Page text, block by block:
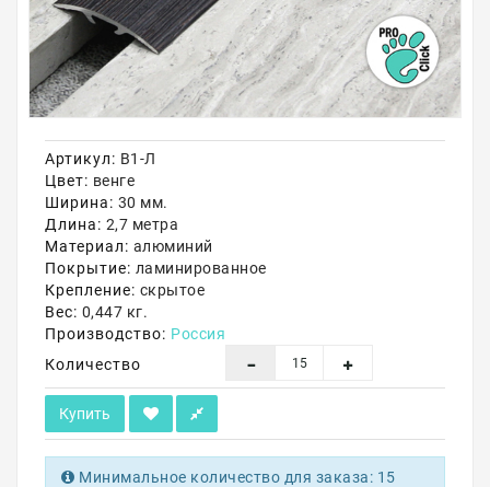
Оплата
Доставка
Самовывоз
Контакты
Акции
Артикул: В1-Л
Цвет: венге
Ширина: 30 мм.
Длина: 2,7 метра
Материал: алюминий
Покрытие: ламинированное
Крепление: скрытое
Вес: 0,447 кг.
Производство: Россия
Количество
Купить
Минимальное количество для заказа: 15